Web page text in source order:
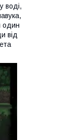
воді,
один
від